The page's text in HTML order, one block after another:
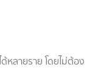
หลายราย โดยไม่ต้อง